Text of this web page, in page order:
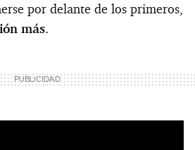
por delante de los primeros,
más.